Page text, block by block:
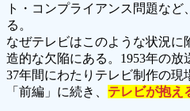
ト・コンプライアンス問題な
る。
なぜテレビはこのような状況
造的な欠陥にある。1953年の放
37年間にわたりテレビ制作の現
「前編」に続き、 テレビが抱え